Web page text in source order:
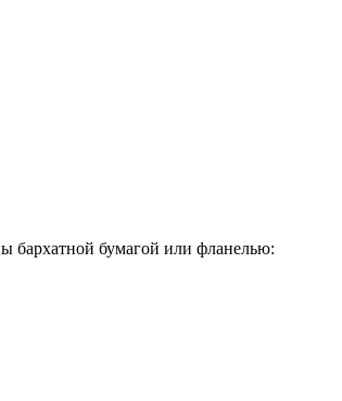
бархатной бумагой или фланелью: